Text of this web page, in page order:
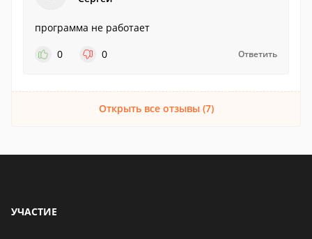
программа не работает
0
0 Ответить
Открыть все отзывы (7)
УЧАСТИЕ